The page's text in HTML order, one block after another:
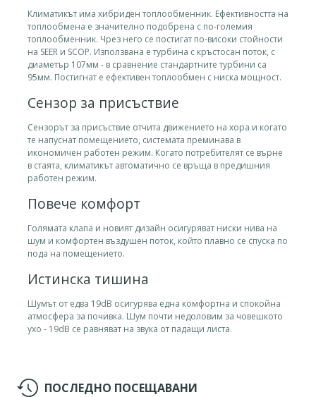
Климатикът има хибриден топлообменник. Ефективността на
топлообмена е значително подобрена с по-големия
топлообменник. Чрез него се постигат по-високи стойности
на SEER и SCOP. Използвана е турбина с кръстосан поток, с
диаметър 107мм - в сравнение стандартните турбини са
95мм. Постигнат е ефективен топлообмен с ниска мощност.
Сензор за присъствие
Сензорът за присъствие отчита движението на хора и когато
те напуснат помещението, системата преминава в
икономичен работен режим. Когато потребителят се върне
в стаята, климатикът автоматично се връща в предишния
работен режим.
Повече комфорт
Голямата клапа и новият дизайн осигуряват ниски нива на
шум и комфортен въздушен поток, който плавно се спуска по
пода на помещението.
Истинска тишина
Шумът от едва 19dB осигурява една комфортна и спокойна
атмосфера за почивка. Шум почти недоловим за човешкото
ухо - 19dB се равняват на звука от падащи листа.
ПОСЛЕДНО ПОСЕЩАВАНИ